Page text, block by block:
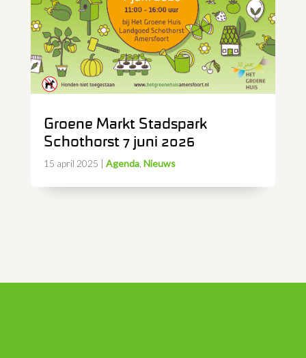
Groene Markt Stadspark
Schothorst 7 juni 2026
15 april 2025 | Agenda, Nieuws